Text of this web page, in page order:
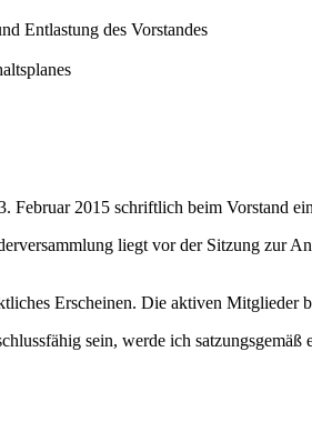
Entlastung des Vorstandes
Februar 2015 schriftlich beim Vorstand
liegt vor der Sitzung zur
Erscheinen. Die aktiven Mitglieder
sein, werde ich